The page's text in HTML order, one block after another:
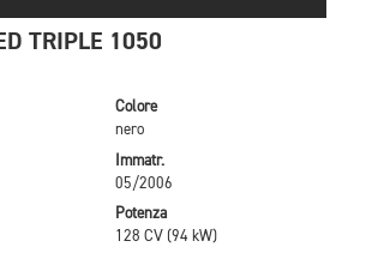
TRIPLE 1050
Colore
nero
Immatr.
05/2006
Potenza
128 CV (94 kW)